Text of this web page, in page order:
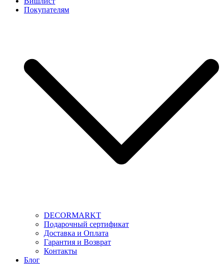
Покупателям
DECORMARKT
Подарочный сертификат
Доставка и Оплата
Гарантия и Возврат
Контакты
Блог